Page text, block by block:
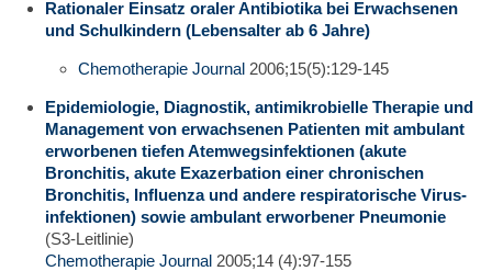
Rationaler Einsatz oraler Antibiotika bei Erwachsenen
und Schulkindern (Lebensalter ab 6 Jahre)
Chemotherapie Journal 2006;15(5):129-145
Epidemiologie, Diagnostik, antimikrobielle Therapie und
Management von erwachsenen Patienten mit ambulant
erworbenen tiefen Atemwegsinfektionen (akute
Bronchitis, akute Exazerbation einer chronischen
Bronchitis, Influenza und andere respiratorische Virus­
infektionen) sowie ambulant erworbener Pneumonie
(S3-Leitlinie)
Chemotherapie Journal 2005;14 (4):97-155